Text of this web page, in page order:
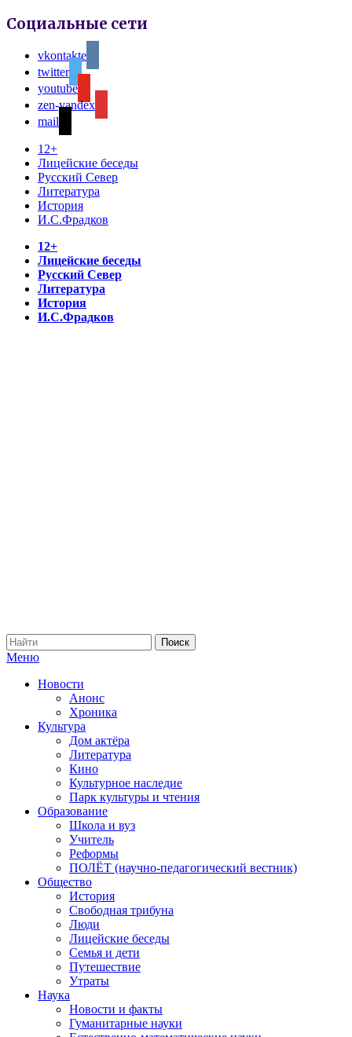
Социальные сети
vkontakte
twitter
youtube
zen-yandex
mail
12+
Лицейские беседы
Русский Север
Литература
История
И.С.Фрадков
12+
Лицейские беседы
Русский Север
Литература
История
И.С.Фрадков
Меню
Новости
Анонс
Хроника
Культура
Дом актёра
Литература
Кино
Культурное наследие
Парк культуры и чтения
Образование
Школа и вуз
Учитель
Реформы
ПОЛЁТ (научно-педагогический вестник)
Общество
История
Свободная трибуна
Люди
Лицейские беседы
Семья и дети
Путешествие
Утраты
Наука
Новости и факты
Гуманитарные науки